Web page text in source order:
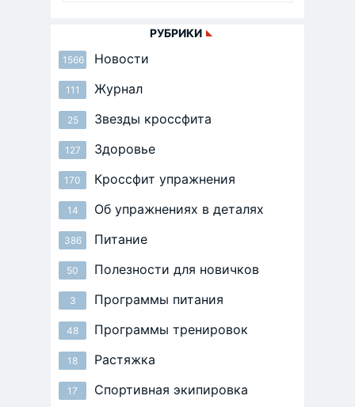
РУБРИКИ
1566 Новости
111 Журнал
25 Звезды кроссфита
127 Здоровье
170 Кроссфит упражнения
14 Об упражнениях в деталях
386 Питание
50 Полезности для новичков
3 Программы питания
48 Программы тренировок
18 Растяжка
17 Спортивная экипировка